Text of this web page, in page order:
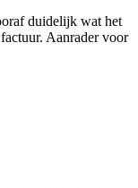
duidelijk wat het
Aanrader voor